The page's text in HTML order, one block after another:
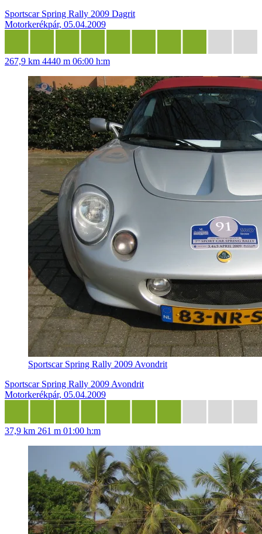
Sportscar Spring Rally 2009 Dagrit
Motorkerékpár, 05.04.2009
267,9 km 4440 m 06:00 h:m
Sportscar Spring Rally 2009 Avondrit
Sportscar Spring Rally 2009 Avondrit
Motorkerékpár, 05.04.2009
37,9 km 261 m 01:00 h:m